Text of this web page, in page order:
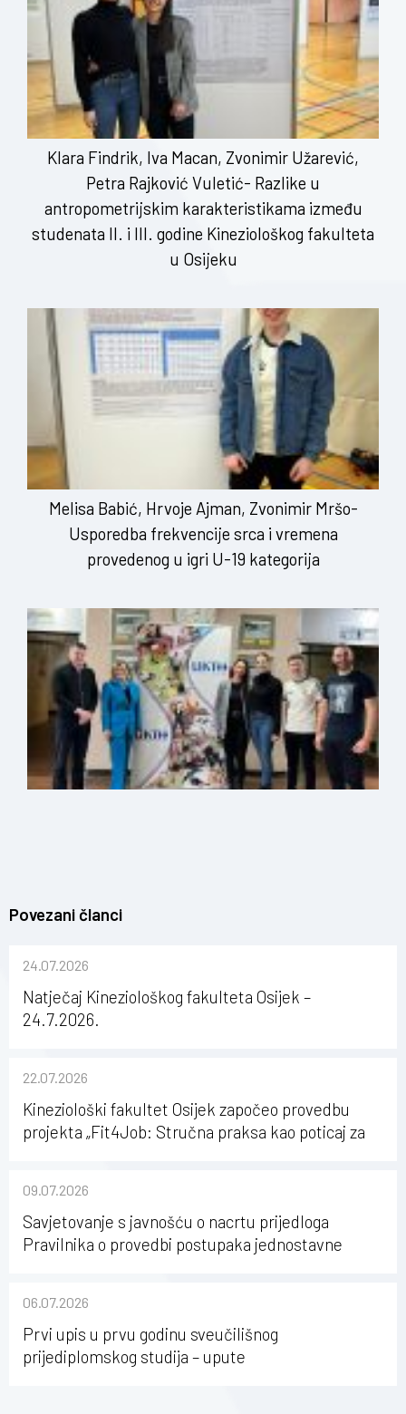
Klara Findrik, Iva Macan, Zvonimir Užarević,
Petra Rajković Vuletić- Razlike u
antropometrijskim karakteristikama između
studenata II. i III. godine Kineziološkog fakulteta
u Osijeku
Melisa Babić, Hrvoje Ajman, Zvonimir Mršo-
Usporedba frekvencije srca i vremena
provedenog u igri U-19 kategorija
Povezani članci
24.07.2026
Natječaj Kineziološkog fakulteta Osijek –
24.7.2026.
22.07.2026
Kineziološki fakultet Osijek započeo provedbu
projekta „Fit4Job: Stručna praksa kao poticaj za
09.07.2026
Savjetovanje s javnošću o nacrtu prijedloga
Pravilnika o provedbi postupaka jednostavne
Osijeku
06.07.2026
Prvi upis u prvu godinu sveučilišnog
prijediplomskog studija – upute